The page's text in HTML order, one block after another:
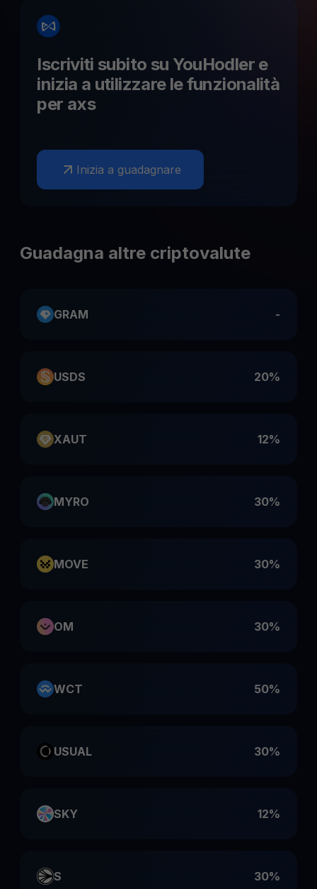
Iscriviti subito su YouHodler e
inizia a utilizzare le funzionalità
per axs
Inizia a guadagnare
Guadagna altre criptovalute
GRAM -
USDS 20%
XAUT 12%
MYRO 30%
MOVE 30%
OM 30%
WCT 50%
USUAL 30%
SKY 12%
S 30%